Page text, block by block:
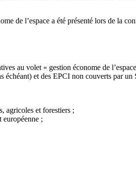
de l’espace a été présenté lors de la
au volet « gestion économe de
échéant) et des EPCI non couverts
agricoles et forestiers ;
européenne ;